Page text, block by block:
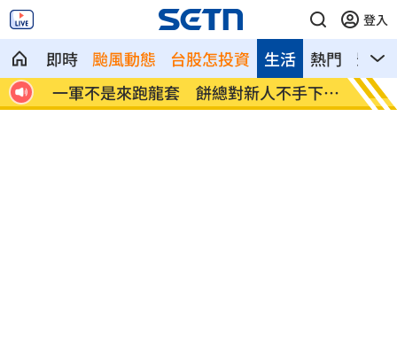
登入
即時 颱風動態 台股怎投資 熱門 影音
生活
霸
一軍不是來跑龍套 餅總對新人不手下留
情
靠2